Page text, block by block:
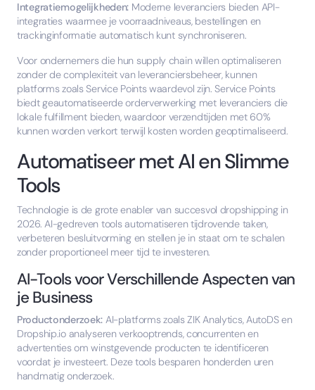
Integratiemogelijkheden: Moderne leveranciers bieden API-
integraties waarmee je voorraadniveaus, bestellingen en
trackinginformatie automatisch kunt synchroniseren.
Voor ondernemers die hun supply chain willen optimaliseren
zonder de complexiteit van leveranciersbeheer, kunnen
platforms zoals Service Points waardevol zijn. Service Points
biedt geautomatiseerde orderverwerking met leveranciers die
lokale fulfillment bieden, waardoor verzendtijden met 60%
kunnen worden verkort terwijl kosten worden geoptimaliseerd.
Automatiseer met AI en Slimme
Tools
Technologie is de grote enabler van succesvol dropshipping in
2026. AI-gedreven tools automatiseren tijdrovende taken,
verbeteren besluitvorming en stellen je in staat om te schalen
zonder proportioneel meer tijd te investeren.
AI-Tools voor Verschillende Aspecten van
je Business
Productonderzoek: AI-platforms zoals ZIK Analytics, AutoDS en
Dropship.io analyseren verkooptrends, concurrenten en
advertenties om winstgevende producten te identificeren
voordat je investeert. Deze tools besparen honderden uren
handmatig onderzoek.